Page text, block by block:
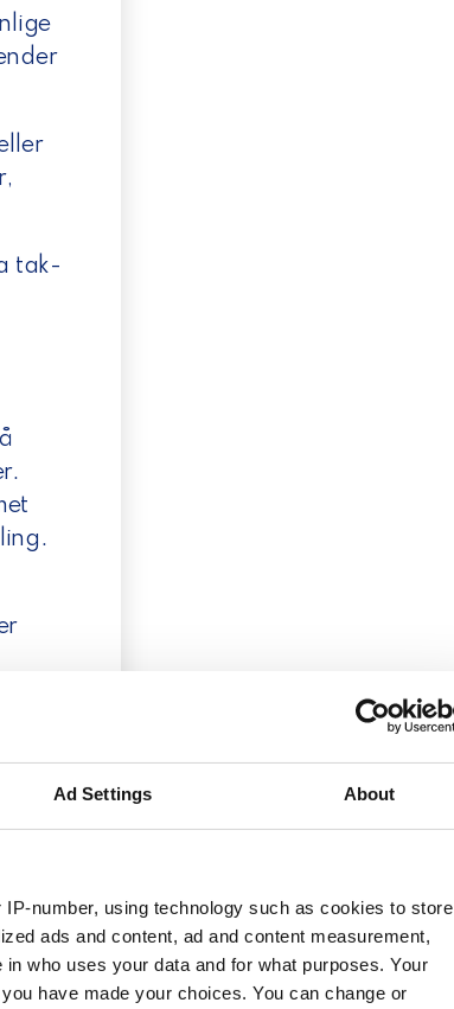
Ad Settings About
number, using technology such as cookies to store
ads and content, ad and content measurement,
who uses your data and for what purposes. Your
have made your choices. You can change or
tak-